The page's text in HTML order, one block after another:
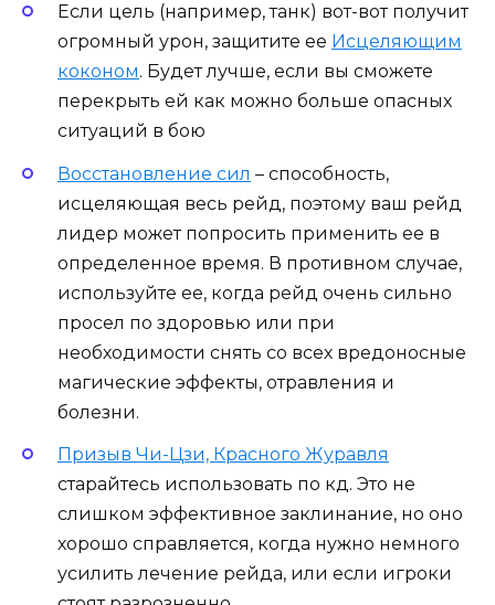
Если цель (например, танк) вот-вот получит
огромный урон, защитите ее Исцеляющим
коконом. Будет лучше, если вы сможете
перекрыть ей как можно больше опасных
ситуаций в бою
Восстановление сил – способность,
исцеляющая весь рейд, поэтому ваш рейд
лидер может попросить применить ее в
определенное время. В противном случае,
используйте ее, когда рейд очень сильно
просел по здоровью или при
необходимости снять со всех вредоносные
магические эффекты, отравления и
болезни.
Призыв Чи-Цзи, Красного Журавля
старайтесь использовать по кд. Это не
слишком эффективное заклинание, но оно
хорошо справляется, когда нужно немного
усилить лечение рейда, или если игроки